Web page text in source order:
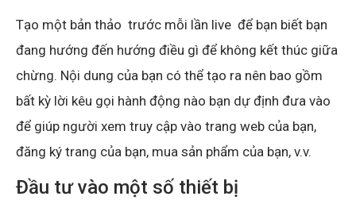
Tạo một bản thảo trước mỗi lần live để bạn biết bạn
đang hướng đến hướng điều gì để không kết thúc giữa
chừng. Nội dung của bạn có thể tạo ra nên bao gồm
bất kỳ lời kêu gọi hành động nào bạn dự định đưa vào
để giúp người xem truy cập vào trang web của bạn,
đăng ký trang của bạn, mua sản phẩm của bạn, v.v.
Đầu tư vào một số thiết bị